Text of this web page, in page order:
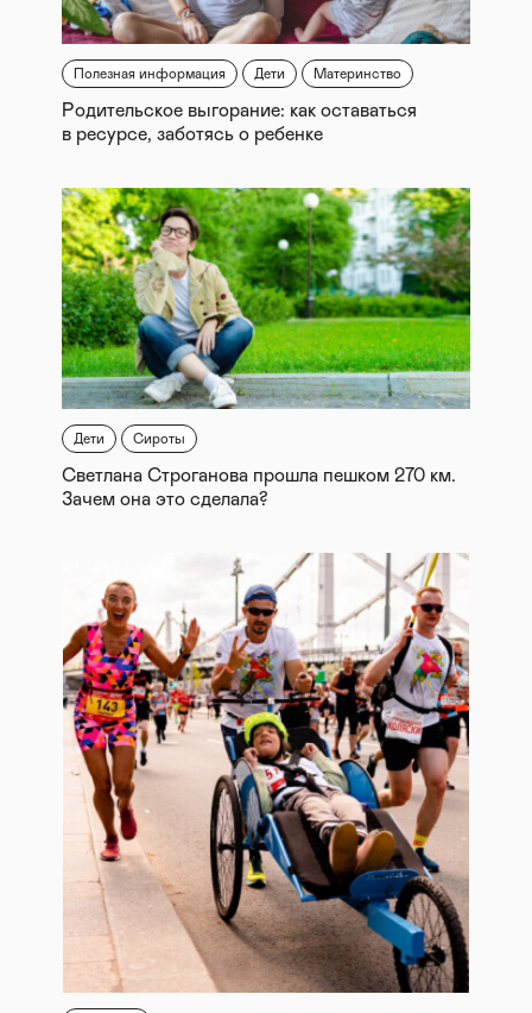
Полезная информация Дети Материнство
Родительское выгорание: как оставаться
в ресурсе, заботясь о ребенке
Дети Сироты
Светлана Строганова прошла пешком 270 км.
Зачем она это сделала?